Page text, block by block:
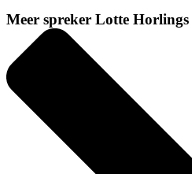
Meer spreker Lotte Horlings